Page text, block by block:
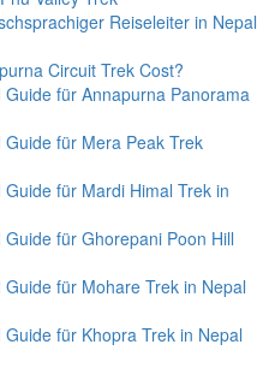
Reiseleiter in Nepal
Circuit Trek Cost?
für Annapurna Panorama
für Mera Peak Trek
für Mardi Himal Trek in
für Ghorepani Poon Hill
für Mohare Trek in Nepal
für Khopra Trek in Nepal